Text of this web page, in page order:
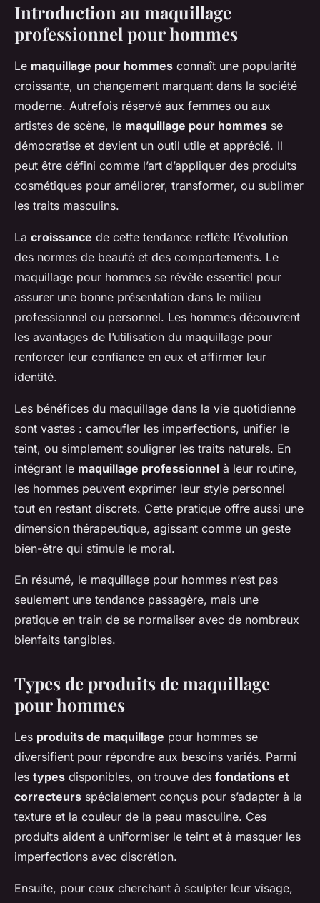
Introduction au maquillage
professionnel pour hommes
Le maquillage pour hommes connaît une popularité
croissante, un changement marquant dans la société
moderne. Autrefois réservé aux femmes ou aux
artistes de scène, le maquillage pour hommes se
démocratise et devient un outil utile et apprécié. Il
peut être défini comme l’art d’appliquer des produits
cosmétiques pour améliorer, transformer, ou sublimer
les traits masculins.
La croissance de cette tendance reflète l’évolution
des normes de beauté et des comportements. Le
maquillage pour hommes se révèle essentiel pour
assurer une bonne présentation dans le milieu
professionnel ou personnel. Les hommes découvrent
les avantages de l’utilisation du maquillage pour
renforcer leur confiance en eux et affirmer leur
identité.
Les bénéfices du maquillage dans la vie quotidienne
sont vastes : camoufler les imperfections, unifier le
teint, ou simplement souligner les traits naturels. En
intégrant le maquillage professionnel à leur routine,
les hommes peuvent exprimer leur style personnel
tout en restant discrets. Cette pratique offre aussi une
dimension thérapeutique, agissant comme un geste
bien-être qui stimule le moral.
En résumé, le maquillage pour hommes n’est pas
seulement une tendance passagère, mais une
pratique en train de se normaliser avec de nombreux
bienfaits tangibles.
Types de produits de maquillage
pour hommes
Les produits de maquillage pour hommes se
diversifient pour répondre aux besoins variés. Parmi
les types disponibles, on trouve des fondations et
correcteurs spécialement conçus pour s’adapter à la
texture et la couleur de la peau masculine. Ces
produits aident à uniformiser le teint et à masquer les
imperfections avec discrétion.
Ensuite, pour ceux cherchant à sculpter leur visage,